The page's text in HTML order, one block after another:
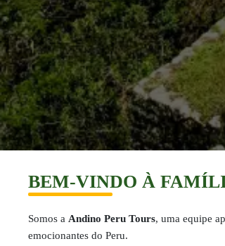
BEM-VINDO À
Somos a Andino Peru Tours, uma equipe
emocionantes do Peru.